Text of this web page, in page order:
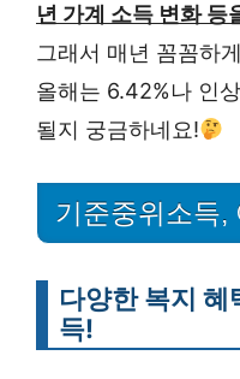
년 가계 소득 변화 등
그래서 매년 꼼꼼하
올해는 6.42%나 인
될지 궁금하네요!
기준중위소득,
다양한 복지
득!